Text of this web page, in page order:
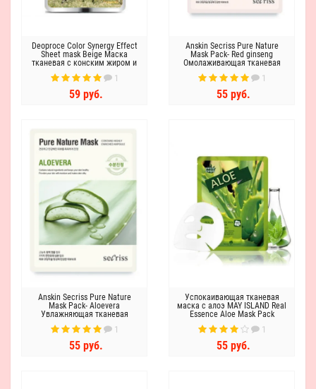
Deoproce Color Synergy Effect
Sheet mask Beige Маска
тканевая c конским жиром и
экстрактом картофеля
1
59 руб.
Anskin Secriss Pure Nature
Mask Pack- Red ginseng
Омолаживающая тканевая
маска для лица с красным
женьшенем
1
55 руб.
Anskin Secriss Pure Nature
Mask Pack- Aloevera
Увлажняющая тканевая
маска для лица с алоэ
1
55 руб.
Успокаивающая тканевая
маска с алоэ MAY ISLAND Real
Essence Aloe Mask Pack
1
55 руб.